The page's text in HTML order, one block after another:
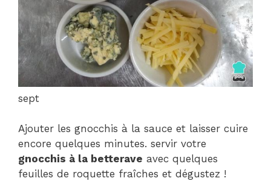
sept
Ajouter les gnocchis à la sauce et laisser cuire
encore quelques minutes. servir votre
gnocchis à la betterave avec quelques
feuilles de roquette fraîches et dégustez !